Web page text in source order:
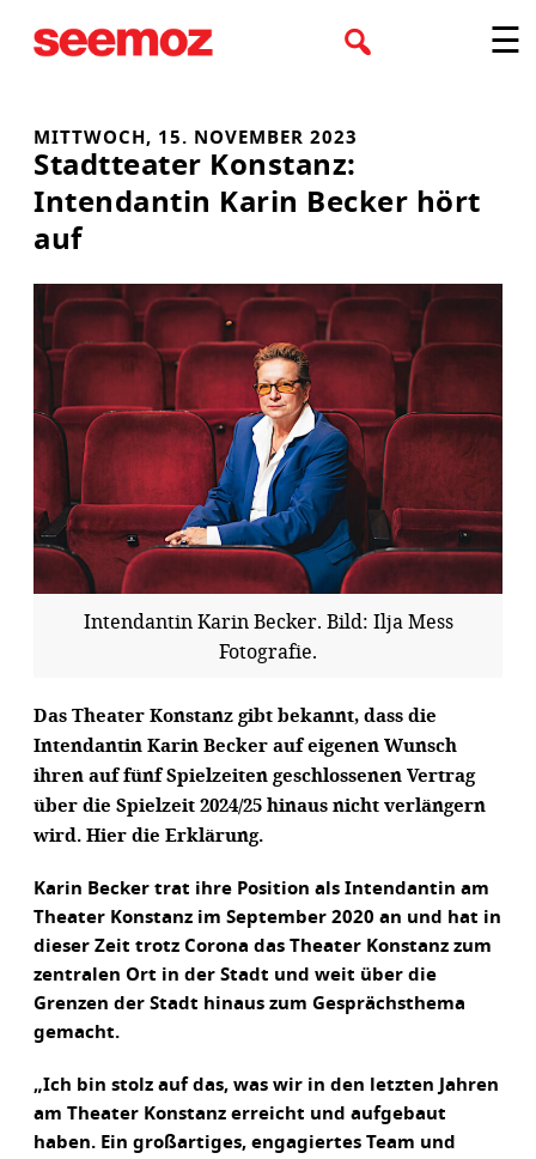
Inhalt
☰
MITTWOCH, 15. NOVEMBER 2023
Stadtteater Konstanz:
Intendantin Karin Becker hört
auf
Intendantin Karin Becker. Bild: Ilja Mess
Fotografie.
Das Theater Konstanz gibt bekannt, dass die
Intendantin Karin Becker auf eigenen Wunsch
ihren auf fünf Spielzeiten geschlossenen Vertrag
über die Spielzeit 2024/25 hinaus nicht verlängern
wird. Hier die Erklärung.
Karin Becker trat ihre Position als Intendantin am
Theater Konstanz im September 2020 an und hat in
dieser Zeit trotz Corona das Theater Konstanz zum
zentralen Ort in der Stadt und weit über die
Grenzen der Stadt hinaus zum Gesprächsthema
gemacht.
„Ich bin stolz auf das, was wir in den letzten Jahren
am Theater Konstanz erreicht und aufgebaut
haben. Ein großartiges, engagiertes Team und